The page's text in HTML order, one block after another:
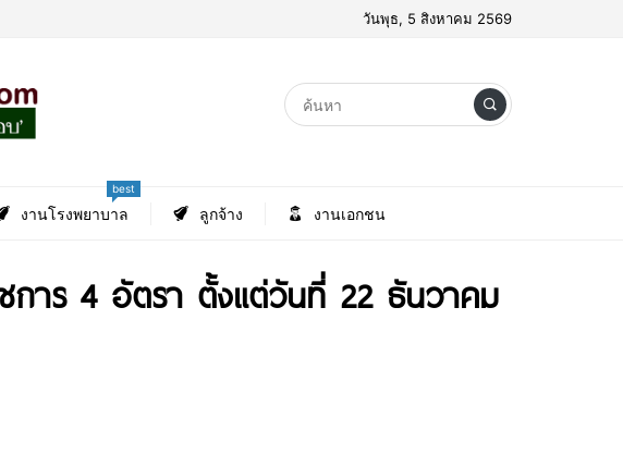
วันพุธ, 5 สิงหาคม 2569
งานโรงพยาบาล
best
ลูกจ้าง งานเอกชน
ชการ 4 อัตรา ตั้งแต่วันที่ 22 ธันวาคม